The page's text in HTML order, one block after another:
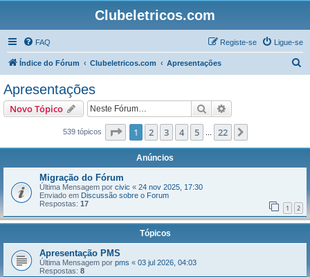
Clubeletricos.com
FAQ Ligue-se
Registe-se
Índice do Fórum Clubeletricos.com Apresentações
Apresentações
Novo Tópico Pesquisar
539 tópicos Página de 22
1 2 3 4 5 22
Anúncios
Migração do Fórum
Última Mensagem por civic « 24 nov 2025, 17:30
Enviado em Discussão sobre o Forum
Respostas: 17 1 2
Tópicos
Apresentação PMS
Última Mensagem por pms « 03 jul 2026, 04:03
Respostas: 8